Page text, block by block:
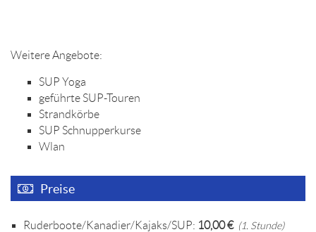
Weitere Angebote:
SUP Yoga
geführte SUP-Touren
Strandkörbe
SUP Schnupperkurse
Wlan
Preise
Ruderboote/Kanadier/Kajaks/SUP: 10,00 €(1. Stunde)